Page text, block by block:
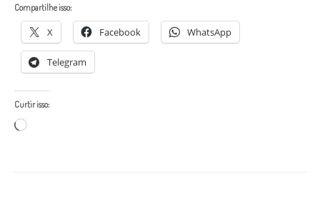
Compartilhe isso:
X Facebook WhatsApp
Telegram
Curtir isso:
Carregando...